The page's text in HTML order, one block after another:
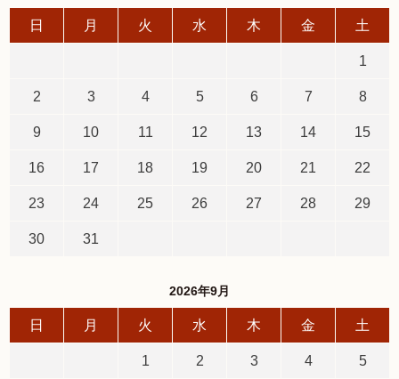
日 月 火 水 木 金 土
1
2 3 4 5 6 7 8
9 10 11 12 13 14 15
16 17 18 19 20 21 22
23 24 25 26 27 28 29
30 31
2026年9月
日 月 火 水 木 金 土
1 2 3 4 5